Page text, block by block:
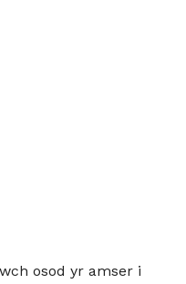
osod yr amser i